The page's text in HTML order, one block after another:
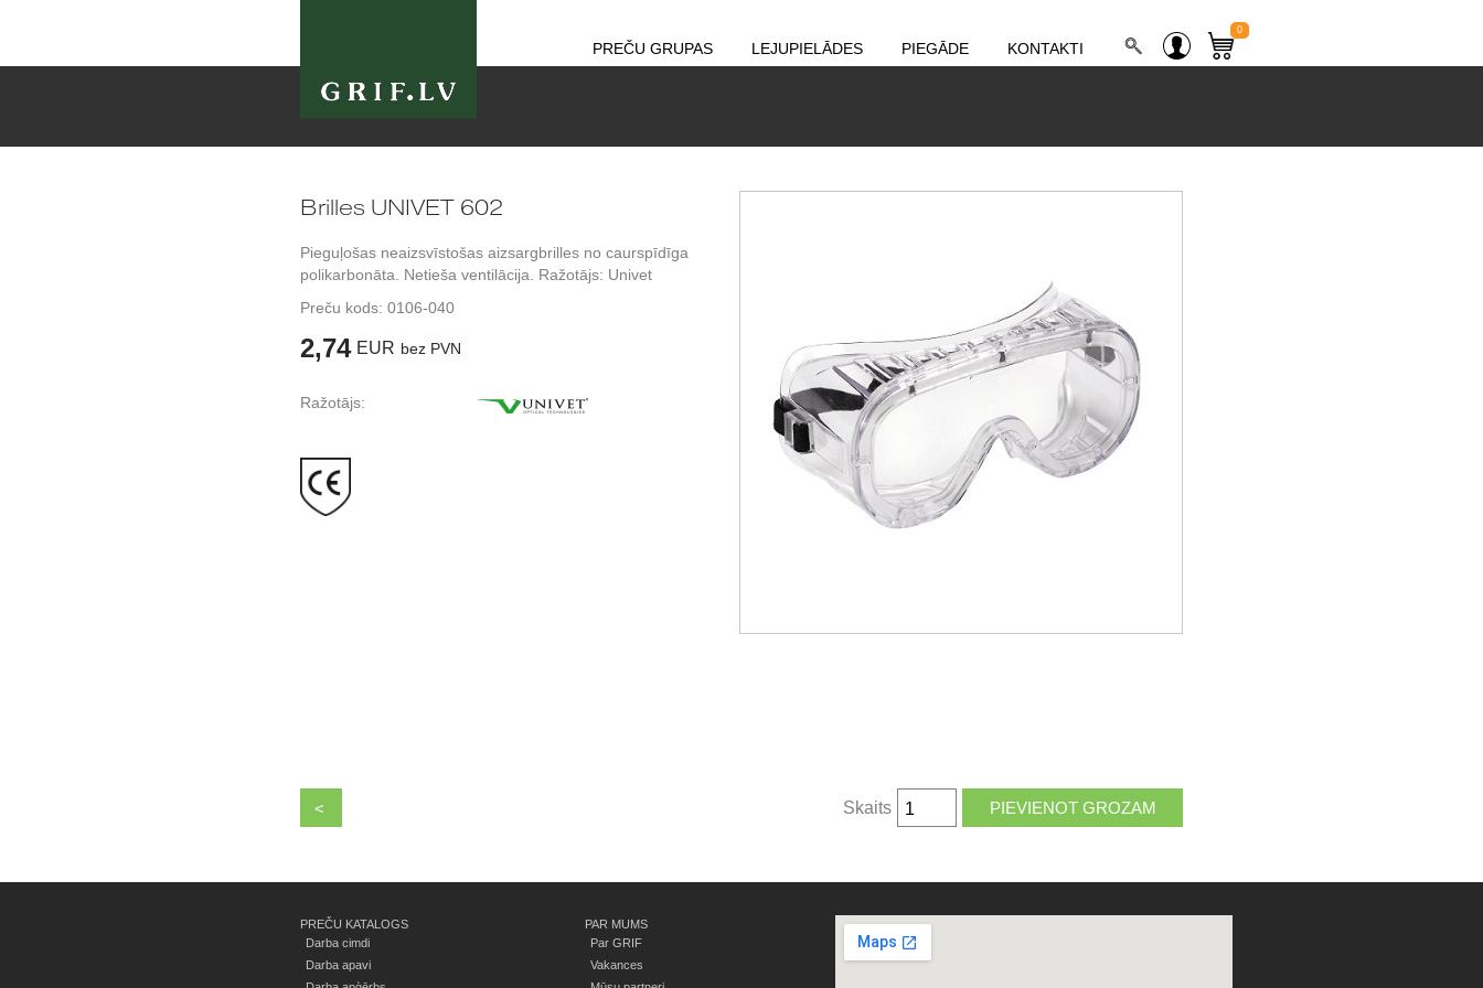
PREČU GRUPAS LEJUPIELĀDES PIEGĀDE KONTAKTI
0
Brilles UNIVET 602
Pieguļošas neaizsvīstošas aizsargbrilles no caurspīdīga
polikarbonāta. Netieša ventilācija. Ražotājs: Univet
Preču kods: 0106-040
2,74 EUR bez PVN
Ražotājs:
< Skaits
PREČU KATALOGS
Darba cimdi
Darba apavi
PAR MUMS
Par GRIF
Vakances